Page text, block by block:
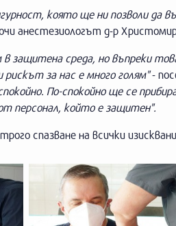
която ще ни позволи
анестезиологът д-р
защитена среда, но въпреки
рискът за нас е много голям"-
По-спокойно ще се
персонал, който е защитен".
спазване на всички